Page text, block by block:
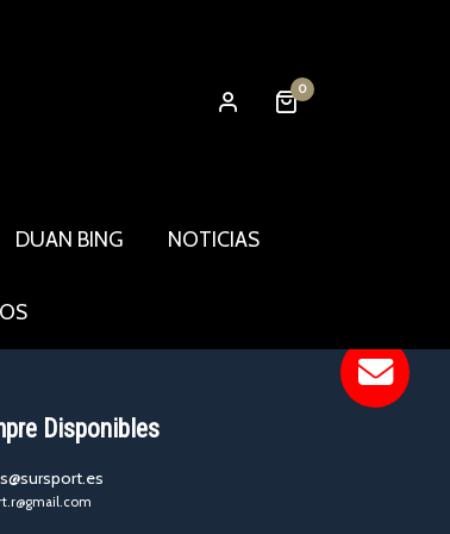
0
DUAN BING NOTICIAS
Disponibles